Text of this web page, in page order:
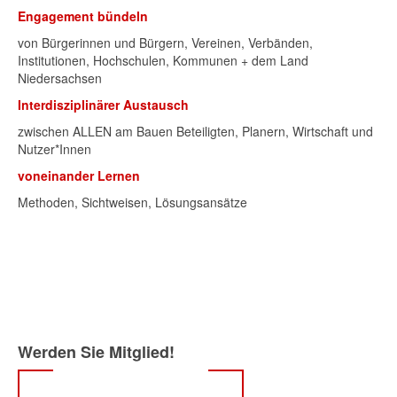
Engagement bündeln
von Bürgerinnen und Bürgern, Vereinen, Verbänden,
Institutionen, Hochschulen, Kommunen + dem Land
Niedersachsen
Interdisziplinärer Austausch
zwischen ALLEN am Bauen Beteiligten, Planern, Wirtschaft und
Nutzer*Innen
voneinander Lernen
Methoden, Sichtweisen, Lösungsansätze
Werden Sie Mitglied!